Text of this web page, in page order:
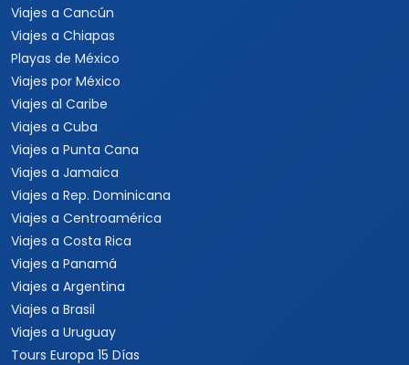
Viajes a Cancún
Viajes a Chiapas
Playas de México
Viajes por México
Viajes al Caribe
Viajes a Cuba
Viajes a Punta Cana
Viajes a Jamaica
Viajes a Rep. Dominicana
Viajes a Centroamérica
Viajes a Costa Rica
Viajes a Panamá
Viajes a Argentina
Viajes a Brasil
Viajes a Uruguay
Tours Europa 15 Días